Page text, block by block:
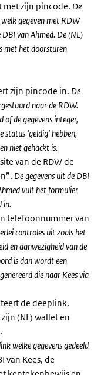
met zijn pincode. De
gegeven met RDW
van Ahmed. De (NL)
met het doorsturen
zijn pincode in. De
naar de RDW.
de gegevens integer,
‘geldig’ hebben,
niet gehackt is.
van de RDW de
De gegevens uit de DBI
vult het formulier
in.
telefoonnummer van
controles uit zoals het
en aanwezigheid van de
is dan wordt een
die naar Kees via
de deeplink.
(NL) wallet en
welke gegevens gedeeld
van Kees, de